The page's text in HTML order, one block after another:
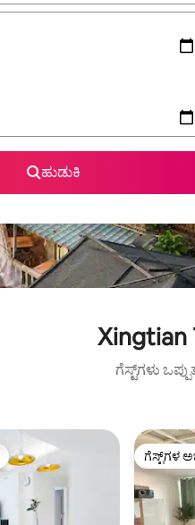
ಹುಡುಕಿ
ಗೆಸ್ಟ್‌ಗಳು
ಗೆಸ್ಟ್‌ಗಳ
ಗೆಸ್ಟ್‌ಗಳ